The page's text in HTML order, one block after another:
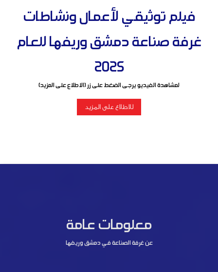
فيلم توثيقي لأعمال ونشاطات
غرفة صناعة دمشق وريفها للعام
2025
لمشاهدة الفيديو يرجى الضغط على زر (الاطلاع على المزيد)
للاطلاع على المزيد
معلومات عامة
عن غرفة الصناعة في دمشق وريفها